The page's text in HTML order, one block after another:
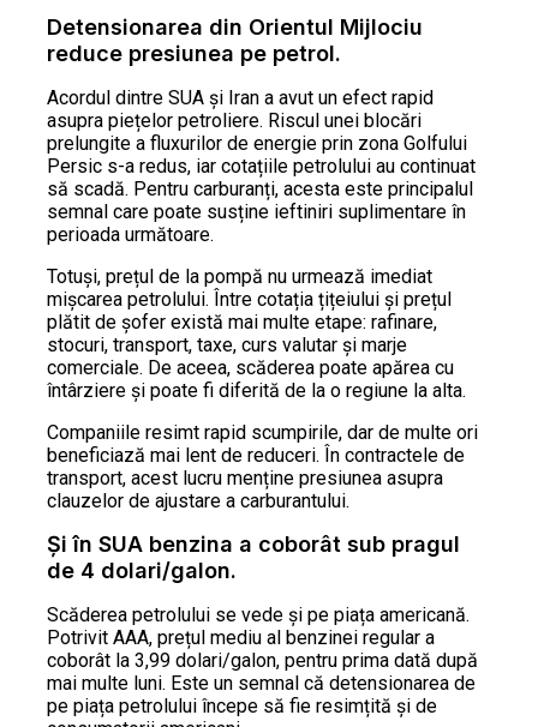
Detensionarea din Orientul Mijlociu
reduce presiunea pe petrol.
Acordul dintre SUA și Iran a avut un efect rapid
asupra piețelor petroliere. Riscul unei blocări
prelungite a fluxurilor de energie prin zona Golfului
Persic s-a redus, iar cotațiile petrolului au continuat
să scadă. Pentru carburanți, acesta este principalul
semnal care poate susține ieftiniri suplimentare în
perioada următoare.
Totuși, prețul de la pompă nu urmează imediat
mișcarea petrolului. Între cotația țițeiului și prețul
plătit de șofer există mai multe etape: rafinare,
stocuri, transport, taxe, curs valutar și marje
comerciale. De aceea, scăderea poate apărea cu
întârziere și poate fi diferită de la o regiune la alta.
Companiile resimt rapid scumpirile, dar de multe ori
beneficiază mai lent de reduceri. În contractele de
transport, acest lucru menține presiunea asupra
clauzelor de ajustare a carburantului.
Și în SUA benzina a coborât sub pragul
de 4 dolari/galon.
Scăderea petrolului se vede și pe piața americană.
Potrivit AAA, prețul mediu al benzinei regular a
coborât la 3,99 dolari/galon, pentru prima dată după
mai multe luni. Este un semnal că detensionarea de
pe piața petrolului începe să fie resimțită și de